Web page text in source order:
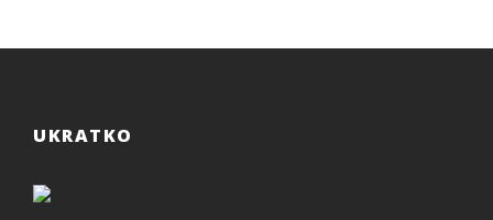
UKRATKO